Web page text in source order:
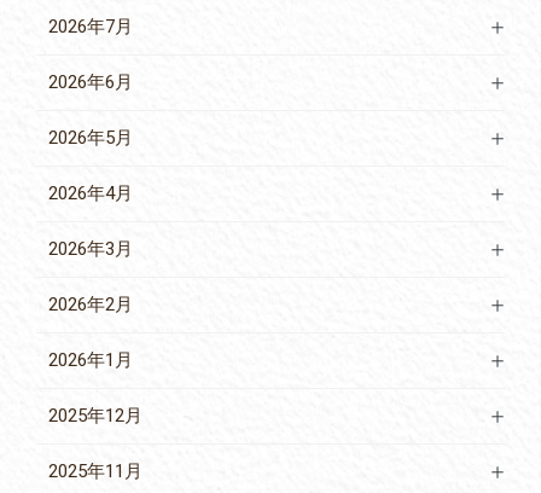
2026年7月
2026年6月
2026年5月
2026年4月
2026年3月
2026年2月
2026年1月
2025年12月
2025年11月